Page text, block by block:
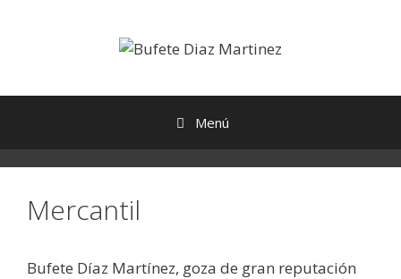
Menú
Mercantil
Bufete Díaz Martínez, goza de gran reputación